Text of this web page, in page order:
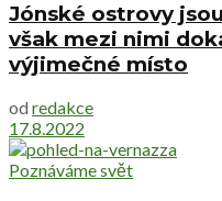
Jónské ostrovy
však mezi nimi
výjimečné místo
od redakce
17.8.2022
Poznáváme svět